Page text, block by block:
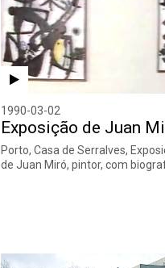
1990-03-02
Exposição de Juan
Porto, Casa de Serralves,
de Juan Miró, pintor, com